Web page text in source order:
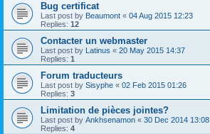
Bug certificat
Last post by Beaumont « 04 Aug 2015 12:23
Replies: 12
Contacter un webmaster
Last post by Latinus « 20 May 2015 14:37
Replies: 1
Forum traducteurs
Last post by Sisyphe « 02 Feb 2015 01:26
Replies: 3
Limitation de pièces jointes?
Last post by Ankhsenamon « 30 Dec 2014 13:08
Replies: 4